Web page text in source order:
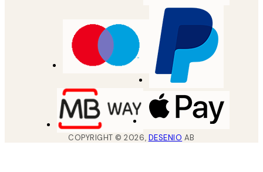
COPYRIGHT ©2026, DESENIO AB